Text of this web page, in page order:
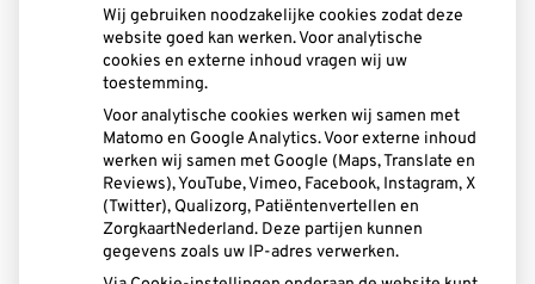
af, maar in ieder geval vóór het
doorbreken van het blijvend gebit.
Wij gebruiken noodzakelijke cookies zodat deze
website goed kan werken. Voor analytische
cookies en externe inhoud vragen wij uw
toestemming.
Voor analytische cookies werken wij samen met
Matomo en Google Analytics. Voor externe inhoud
werken wij samen met Google (Maps, Translate en
Reviews), YouTube, Vimeo, Facebook, Instagram, X
(Twitter), Qualizorg, Patiëntenvertellen en
ZorgkaartNederland. Deze partijen kunnen
gegevens zoals uw IP-adres verwerken.